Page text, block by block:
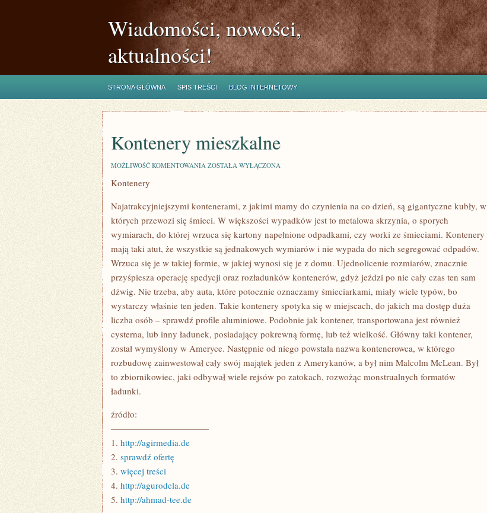
Wiadomości, nowości,
aktualności!
STRONA GŁÓWNA SPIS TREŚCI BLOG INTERNETOWY
Kontenery mieszkalne
MOŻLIWOŚĆ KOMENTOWANIA KONTENERY
ZOSTAŁA WYŁĄCZONA
Kontenery
Najatrakcyjniejszymi kontenerami, z jakimi mamy do czynienia na co dzień, są gigantyczne kubły, w
których przewozi się śmieci. W większości wypadków jest to metalowa skrzynia, o sporych
wymiarach, do której wrzuca się kartony napełnione odpadkami, czy worki ze śmieciami. Kontenery
mają taki atut, że wszystkie są jednakowych wymiarów i nie wypada do nich segregować odpadów.
Wrzuca się je w takiej formie, w jakiej wynosi się je z domu. Ujednolicenie rozmiarów, znacznie
przyśpiesza operację spedycji oraz rozładunków kontenerów, gdyż jeździ po nie cały czas ten sam
dźwig. Nie trzeba, aby auta, które potocznie oznaczamy śmieciarkami, miały wiele typów, bo
wystarczy właśnie ten jeden. Takie kontenery spotyka się w miejscach, do jakich ma dostęp duża
liczba osób – sprawdź profile aluminiowe. Podobnie jak kontener, transportowana jest również
cysterna, lub inny ładunek, posiadający pokrewną formę, lub też wielkość. Główny taki kontener,
został wymyślony w Ameryce. Następnie od niego powstała nazwa kontenerowca, w którego
rozbudowę zainwestował cały swój majątek jeden z Amerykanów, a był nim Malcolm McLean. Był
to zbiornikowiec, jaki odbywał wiele rejsów po zatokach, rozwożąc monstrualnych formatów
ładunki.
źródło:
———————————
1. http://agirmedia.de
2. sprawdź ofertę
3. więcej treści
4. http://agurodela.de
5. http://ahmad-tee.de